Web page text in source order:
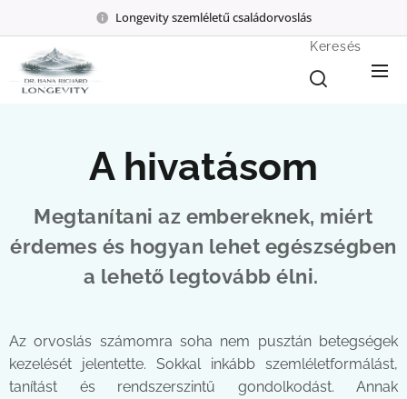
Longevity szemléletű családorvoslás
Keresés
A hivatásom
Megtanítani az embereknek, miért
érdemes és hogyan lehet egészségben
a lehető legtovább élni.
Az orvoslás számomra soha nem pusztán betegségek
kezelését jelentette. Sokkal inkább szemléletformálást,
tanítást és rendszerszintű gondolkodást. Annak